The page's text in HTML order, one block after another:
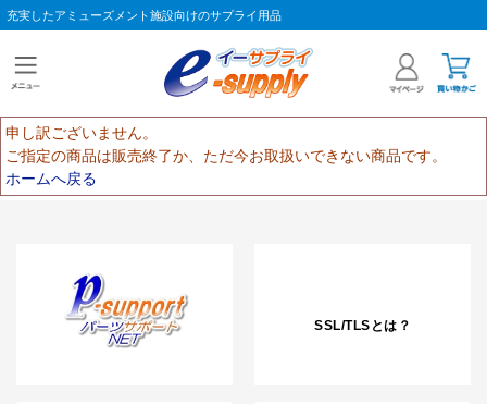
充実したアミューズメント施設向けのサプライ用品
申し訳ございません。
ご指定の商品は販売終了か、ただ今お取扱いできない商品です。
ホームへ戻る
SSL/TLSとは？